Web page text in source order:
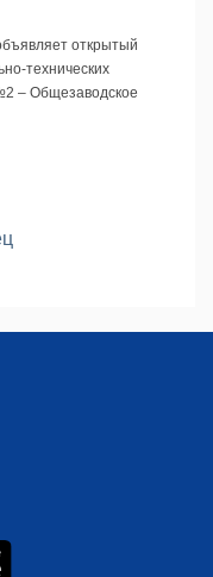
открытый
технических
– Общезаводское